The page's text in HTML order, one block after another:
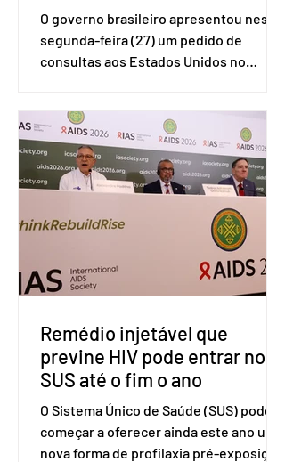
O governo brasileiro apresentou nesta
segunda-feira (27) um pedido de
consultas aos Estados Unidos no
(OMC), contestando duas medidas
tarifárias adotadas pelo país norte-
americano com base na Seção 301 da
Lei de Comércio de 1974. Segundo nota
divulgada pelo Ministério das Relações
Exteriores, o Brasil considera que as
incompatíveis com as obrigações
assumidas pelos Estados Unid
Remédio injetável que
previne HIV pode entrar no
SUS até o fim o ano
O Sistema Único de Saúde (SUS) pode
começar a oferecer ainda este ano uma
nova forma de profilaxia pré-exposição